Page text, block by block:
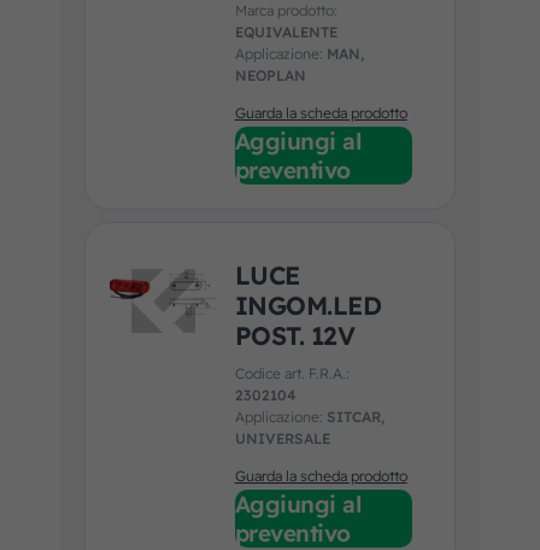
Marca prodotto:
EQUIVALENTE
Applicazione: MAN,
NEOPLAN
Guarda la scheda prodotto
Aggiungi al
preventivo
LUCE
INGOM.LED
POST. 12V
Codice art. F.R.A.:
2302104
Applicazione: SITCAR,
UNIVERSALE
Guarda la scheda prodotto
Aggiungi al
preventivo